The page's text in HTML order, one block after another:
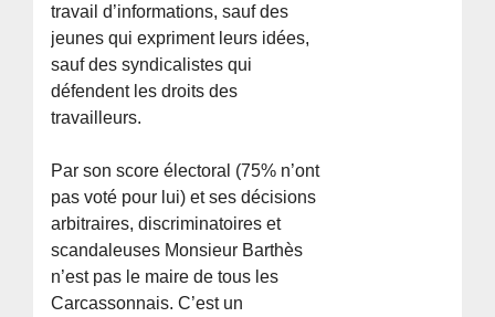
travail d’informations, sauf des
jeunes qui expriment leurs idées,
sauf des syndicalistes qui
défendent les droits des
travailleurs.
Par son score électoral (75% n’ont
pas voté pour lui) et ses décisions
arbitraires, discriminatoires et
scandaleuses Monsieur Barthès
n’est pas le maire de tous les
Carcassonnais. C’est un